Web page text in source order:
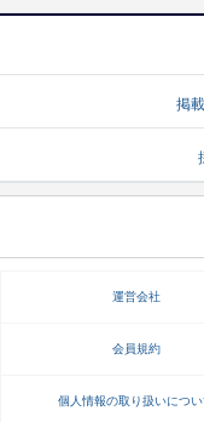
掲
運営会社
会員規約
個人情報の取り扱いについ